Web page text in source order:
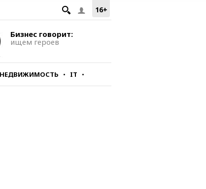
16+
Бизнес говорит:
ищем героев
НЕДВИЖИМОСТЬ IT